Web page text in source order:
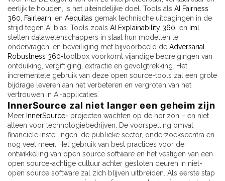
eerlijk te houden, is het uiteindelijke doel. Tools als AI Fairness
360, Fairlearn, en Aequitas gemak technische uitdagingen in de
strijd tegen AI bias. Tools zoals AI Explainability 360 en Iml
stellen datawetenschappers in staat hun modellen te
ondervragen, en beveiliging met bijvoorbeeld de Adversarial
Robustness 360-toolbox voorkomt vijandige bedreigingen van
ontduiking, vergiftiging, extractie en gevolgtrekking. Het
incrementele gebruik van deze open source-tools zal een grote
bijdrage leveren aan het verbeteren en vergroten van het
vertrouwen in AI-applicaties.
InnerSource zal niet langer een geheim zijn
Meer InnerSource- projecten wachten op de horizon – en niet
alleen voor technologiebedrijven. De voorspelling omvat
financiële instellingen, de publieke sector, onderzoekscentra en
nog veel meer. Het gebruik van best practices voor de
ontwikkeling van open source software en het vestigen van een
open source-achtige cultuur achter gesloten deuren in niet-
open source software zal zich blijven uitbreiden. Als eerste stap